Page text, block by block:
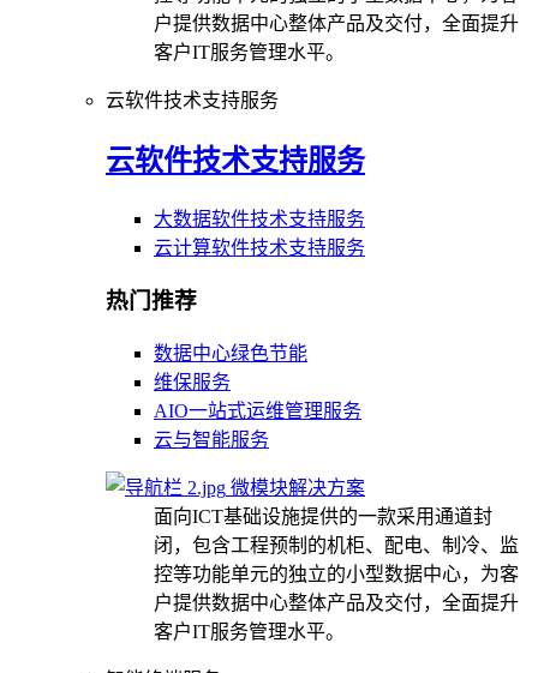
户提供数据中心整体产品及交付，全面提升
客户IT服务管理水平。
云软件技术支持服务
云软件技术支持服务
大数据软件技术支持服务
云计算软件技术支持服务
热门推荐
数据中心绿色节能
维保服务
AIO一站式运维管理服务
云与智能服务
微模块解决方案
面向ICT基础设施提供的一款采用通道封
闭，包含工程预制的机柜、配电、制冷、监
控等功能单元的独立的小型数据中心，为客
户提供数据中心整体产品及交付，全面提升
客户IT服务管理水平。